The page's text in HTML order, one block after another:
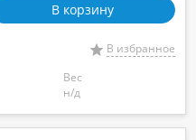
В корзину
В избранное
Вес
н/д